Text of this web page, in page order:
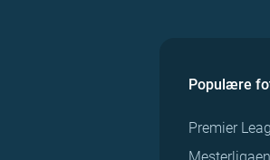
Populære
Premier